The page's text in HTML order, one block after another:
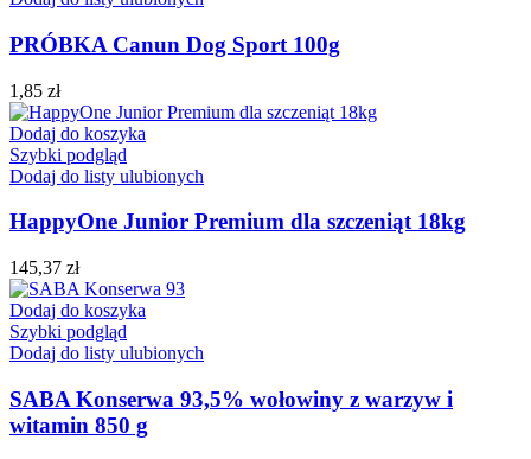
PRÓBKA Canun Dog Sport 100g
1,85 zł
Dodaj do koszyka
Szybki podgląd
Dodaj do listy ulubionych
HappyOne Junior Premium dla szczeniąt 18kg
145,37 zł
Dodaj do koszyka
Szybki podgląd
Dodaj do listy ulubionych
SABA Konserwa 93,5% wołowiny z warzyw i
witamin 850 g